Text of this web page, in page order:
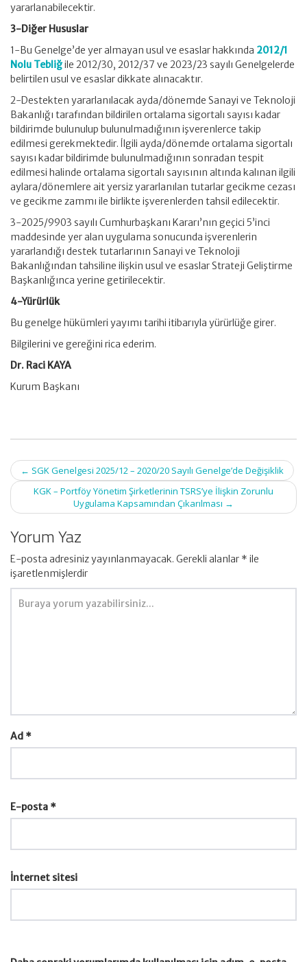
yararlanabilecektir.
3-Diğer Hususlar
1-Bu Genelge’de yer almayan usul ve esaslar hakkında 2012/1
Nolu Tebliğile 2012/30, 2012/37 ve 2023/23 sayılı Genelgelerde
belirtilen usul ve esaslar dikkate alınacaktır.
2-Destekten yararlanılacak ayda/dönemde Sanayi ve Teknoloji
Bakanlığı tarafından bildirilen ortalama sigortalı sayısı kadar
bildirimde bulunulup bulunulmadığının işverenlerce takip
edilmesi gerekmektedir. İlgili ayda/dönemde ortalama sigortalı
sayısı kadar bildirimde bulunulmadığının sonradan tespit
edilmesi halinde ortalama sigortalı sayısının altında kalınan ilgili
aylara/dönemlere ait yersiz yararlanılan tutarlar gecikme cezası
ve gecikme zammı ile birlikte işverenlerden tahsil edilecektir.
3-2025/9903 sayılı Cumhurbaşkanı Kararı’nın geçici 5’inci
maddesinde yer alan uygulama sonucunda işverenlerin
yararlandığı destek tutarlarının Sanayi ve Teknoloji
Bakanlığından tahsiline ilişkin usul ve esaslar Strateji Geliştirme
Başkanlığınca yerine getirilecektir.
4-Yürürlük
Bu genelge hükümleri yayımı tarihi itibarıyla yürürlüğe girer.
Bilgilerini ve gereğini rica ederim.
Dr. Raci KAYA
Kurum Başkanı
Post
navigation
← SGK Genelgesi 2025/12 – 2020/20 Sayılı Genelge’de Değişiklik
KGK – Portföy Yönetim Şirketlerinin TSRS’ye İlişkin Zorunlu
Uygulama Kapsamından Çıkarılması →
Yorum Yaz
E-posta adresiniz yayınlanmayacak. Gerekli alanlar * ile
işaretlenmişlerdir
Ad *
E-posta *
İnternet sitesi